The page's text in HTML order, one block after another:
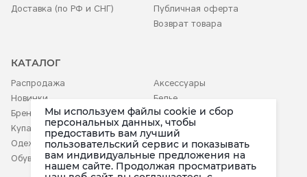
Доставка (по РФ и СНГ)
Публичная оферта
Возврат товара
КАТАЛОГ
Распродажа
Новинки
Бренды
Купальники
Одежда
Обувь
Аксессуары
Белье
Детское
Мы используем файлы cookie и сбор
персональных данных, чтобы
предоставить вам лучший
пользовательский сервис и показывать
вам индивидуальные предложения на
нашем сайте. Продолжая просматривать